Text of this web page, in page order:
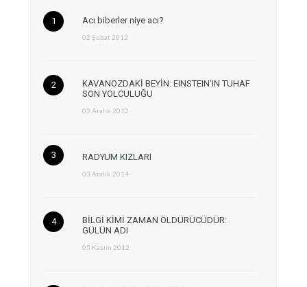
Acı biberler niye acı?
02 Şubat 2012
KAVANOZDAKİ BEYİN: EINSTEIN’IN TUHAF
SON YOLCULUĞU
03 Aralık 2012
RADYUM KIZLARI
03 Aralık 2014
BİLGİ KİMİ ZAMAN ÖLDÜRÜCÜDÜR:
GÜLÜN ADI
05 Kasım 2012